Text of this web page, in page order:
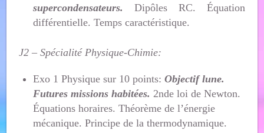
supercondensateurs.
Dipôles RC. Équation
différentielle. Temps caractéristique.
J2 – Spécialité Physique-Chimie:
Exo 1 Physique sur 10 points:Objectif lune.
Futures missions habitées. 2nde loi de Newton.
Équations horaires. Théorème de l’énergie
mécanique. Principe de la thermodynamique.